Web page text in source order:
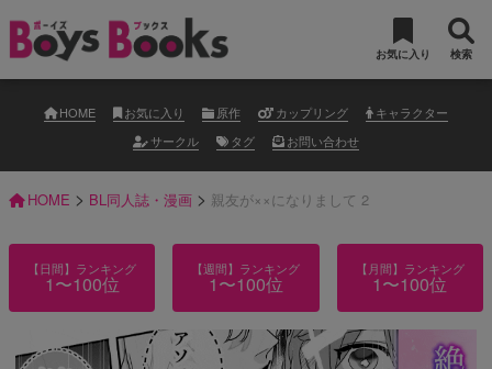
お気に入り 検索
HOME お気に入り 原作 カップリング
キャラクター
サークル
タグ お問い合わせ
HOME > BL同人誌・漫画 > 親友が××になりまして 2
【日間】ランキング
1〜100位
【週間】ランキング
1〜100位
【月間】ランキング
1〜100位